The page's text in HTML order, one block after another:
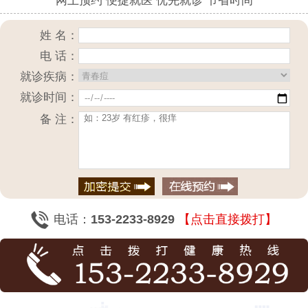
姓 名：
电 话：
就诊疾病：
就诊时间：
备 注：
电话： 153-2233-8929 【点击直接拨打】